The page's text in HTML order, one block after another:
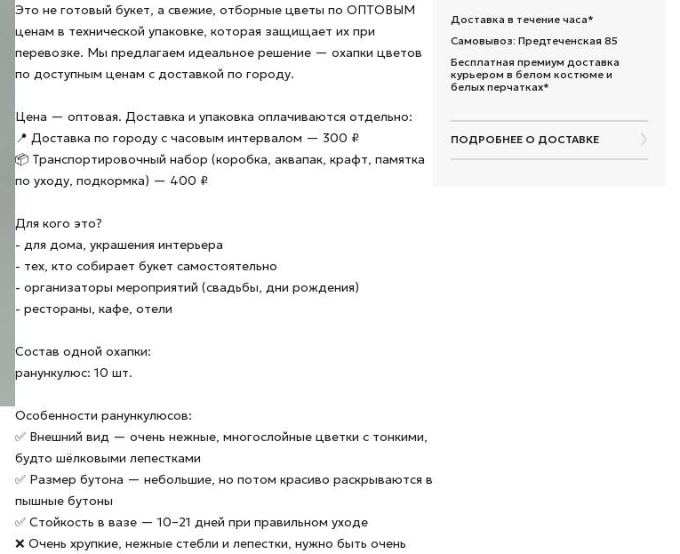
Это не готовый букет, а свежие, отборные цветы по ОПТОВЫМ
ценам в технической упаковке, которая защищает их при
перевозке. Мы предлагаем идеальное решение — охапки цветов
по доступным ценам с доставкой по городу.
Цена — оптовая. Доставка и упаковка оплачиваются отдельно:
📍 Доставка по городу с часовым интервалом — 300 ₽
📦 Транспортировочный набор (коробка, аквапак, крафт, памятка
по уходу, подкормка) — 400 ₽
Для кого это?
- для дома, украшения интерьера
- тех, кто собирает букет самостоятельно
- организаторы мероприятий (свадьбы, дни рождения)
- рестораны, кафе, отели
Состав одной охапки:
ранункулюс: 10 шт.
Особенности ранункулюсов:
✅ Внешний вид — очень нежные, многослойные цветки с тонкими,
будто шёлковыми лепестками
✅ Размер бутона — небольшие, но потом красиво раскрываются в
пышные бутоны
✅ Стойкость в вазе — 10–21 дней при правильном уходе
❌ Очень хрупкие, нежные стебли и лепестки, нужно быть очень
Доставка в течение часа*
Самовывоз: Предтеченская 85
Бесплатная премиум доставка
курьером в белом костюме и
белых перчатках*
ПОДРОБНЕЕ О ДОСТАВКЕ